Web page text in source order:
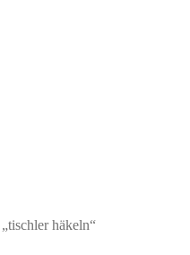
häkeln“